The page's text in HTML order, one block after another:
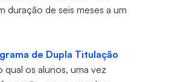
duração de seis meses a um
de Dupla Titulação
qual os alunos, uma vez